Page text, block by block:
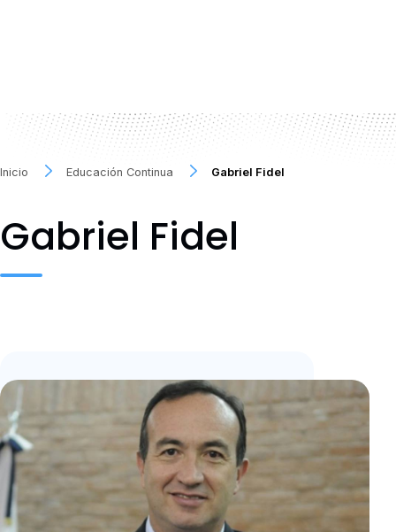
Inicio Educación Continua Gabriel Fidel
Gabriel Fidel